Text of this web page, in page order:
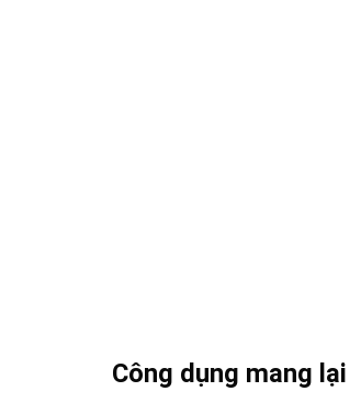
Công dụng mang lại